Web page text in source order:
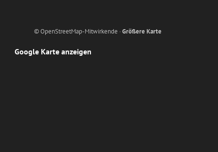
© OpenStreetMap-Mitwirkende ·Größere Karte
Google Karte anzeigen